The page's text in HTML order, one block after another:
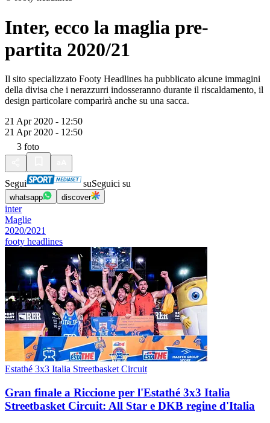
Inter, ecco la maglia pre-
partita 2020/21
Il sito specializzato Footy Headlines ha pubblicato alcune immagini
della divisa che i nerazzurri indosseranno durante il riscaldamento, il
design particolare comparirà anche su una sacca.
21 Apr 2020 - 12:50
21 Apr 2020 - 12:50
3 foto
Segui suSeguici su
whatsapp discover
inter
Maglie
2020/2021
footy headlines
Estathé 3x3 Italia Streetbasket Circuit
Gran finale a Riccione per l'Estathé 3x3 Italia
Streetbasket Circuit: All Star e DKB regine d'Italia